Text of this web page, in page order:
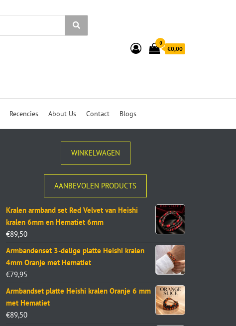
0
€0,00
Recencies About Us Contact Blogs
WINKELWAGEN
AANBEVOLEN PRODUCTS
Kralen armband set Red Velvet van Heishi
kralen 6mm en Hematiet 6mm
€89,50
Armbandenset 3-delige platte Heishi kralen
4mm Oranje met Hematiet
€79,95
Armbandset platte Heishi kralen Oranje 6 mm
met Hematiet
€89,50